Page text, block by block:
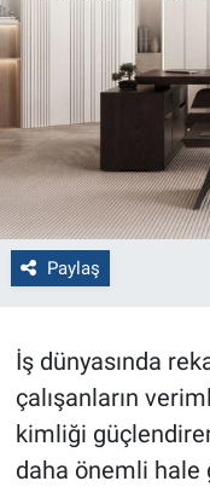
Paylaş
İş dünyasında
çalışanların
kimliği
daha önemli
Politika
Bilecik
Kütahya
Gezi
Genel
Yerel
Magazin